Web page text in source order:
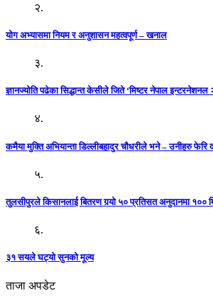
२.
योग अभ्यासमा नियम र अनुशासन महत्वपूर्ण – खनाल
३.
ज्ञानज्योति पढेका सिद्धान्त केसीले जिते ‘मिष्टर नेपाल इन्टरनेशनल
४.
कमैया मुक्ति अभियान्ता डिल्लीबहादुर चौधरीले भने – उनीहरु
५.
तुलसीपुरले किसानलाई बितरण गर्‍यो ५० प्रतिसत अनुदानमा १००
६.
३१ सयले घट्यो सुनको मूल्य
ताजा अपडेट